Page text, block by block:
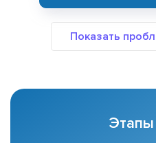
Этапы